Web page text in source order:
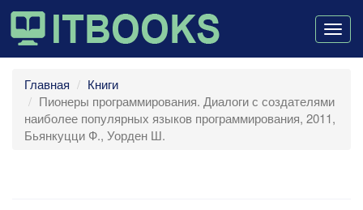
Главная
Книги
Пионеры программирования. Диалоги с создателями
наиболее популярных языков программирования, 2011,
Бьянкуцци Ф., Уорден Ш.